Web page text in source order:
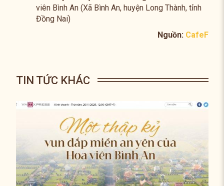
viên Bình An (Xã Bình An, huyện Long Thành, tỉnh
Đồng Nai)
Nguồn: CafeF
TIN TỨC KHÁC